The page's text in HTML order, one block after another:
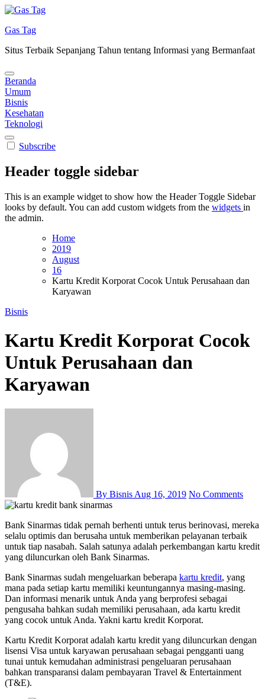
Skip
content
Gas Tag
Situs Terbaik Sepanjang Tahun tentang Informasi yang Bermanfaat
Beranda
Umum
Bisnis
Kesehatan
Teknologi
Subscribe
Header toggle sidebar
This is an example widget to show how the Header Toggle Sidebar
looks by default. You can add custom widgets from the widgets in
the admin.
Home
2019
August
16
Kartu Kredit Korporat Cocok Untuk Perusahaan dan
Karyawan
Bisnis
Kartu Kredit Korporat Cocok
Untuk Perusahaan dan
Karyawan
By Bisnis Aug 16, 2019 No Comments
Bank Sinarmas tidak pernah berhenti untuk terus berinovasi, mereka
selalu optimis dan berusaha untuk memberikan pelayanan terbaik
untuk tiap nasabah. Salah satunya adalah perkembangan kartu kredit
yang diluncurkan oleh Bank Sinarmas.
Bank Sinarmas sudah mengeluarkan beberapa kartu kredit, yang
mana pada setiap kartu memiliki keuntungannya masing-masing.
Dan informasi menarik untuk Anda yang berprofesi sebagai
pengusaha bahkan sudah memiliki perusahaan, ada kartu kredit
yang cocok untuk Anda. Yakni kartu kredit Korporat.
Kartu Kredit Korporat adalah kartu kredit yang diluncurkan dengan
lisensi Visa untuk karyawan perusahaan sebagai pengganti uang
tunai untuk kemudahan administrasi pengeluaran perusahaan
bahkan transparansi dalam pembayaran Travel & Entertainment
(T&E).